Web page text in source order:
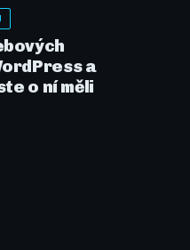
a
o ní měli